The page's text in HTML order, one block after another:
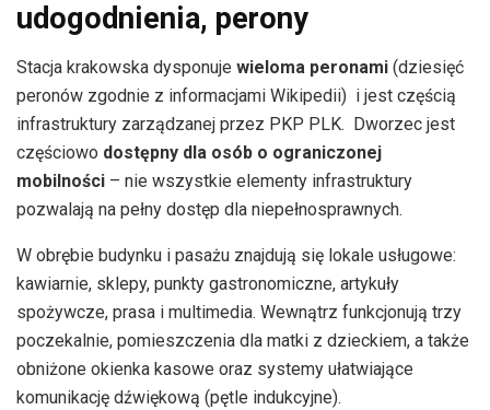
udogodnienia, perony
Stacja krakowska dysponuje wieloma peronami (dziesięć
peronów zgodnie z informacjami Wikipedii) i jest częścią
infrastruktury zarządzanej przez PKP PLK. Dworzec jest
częściowo dostępny dla osób o ograniczonej
mobilności – nie wszystkie elementy infrastruktury
pozwalają na pełny dostęp dla niepełnosprawnych.
W obrębie budynku i pasażu znajdują się lokale usługowe:
kawiarnie, sklepy, punkty gastronomiczne, artykuły
spożywcze, prasa i multimedia. Wewnątrz funkcjonują trzy
poczekalnie, pomieszczenia dla matki z dzieckiem, a także
obniżone okienka kasowe oraz systemy ułatwiające
komunikację dźwiękową (pętle indukcyjne).